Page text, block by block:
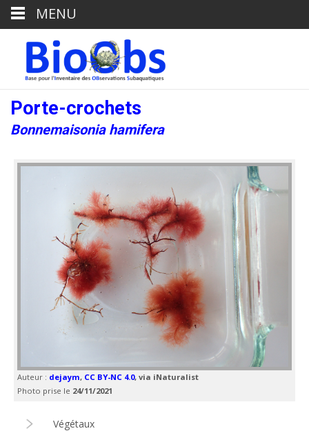
Porte-crochets
Bonnemaisonia hamifera
Auteur : dejaym, CC BY-NC 4.0, via iNaturalist
Photo prise le 24/11/2021
Végétaux
MENU